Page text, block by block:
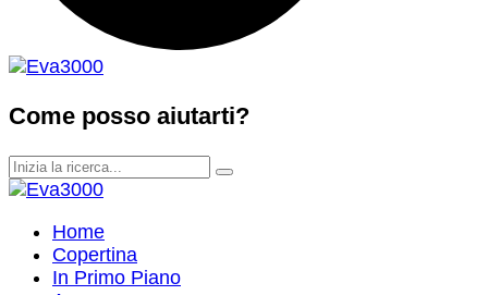
Come posso aiutarti?
Home
Copertina
In Primo Piano